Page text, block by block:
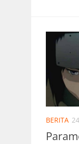
BERITA